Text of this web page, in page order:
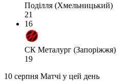
Поділля (Хмельницький)
21
16
СК Металург (Запоріжжя)
19
10 серпня Матчі у цей день